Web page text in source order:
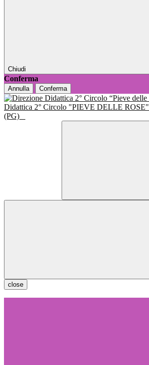
Chiudi
Conferma
Annulla Conferma
Didattica 2° Circolo "PIEVE DELLE ROSE"
(PG)
close